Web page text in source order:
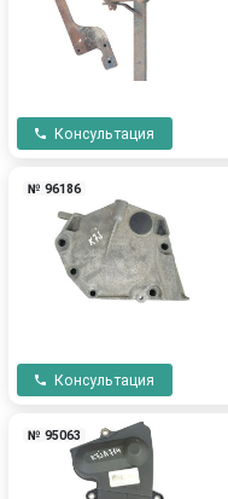
Консультация
№ 96186
Консультация
№ 95063